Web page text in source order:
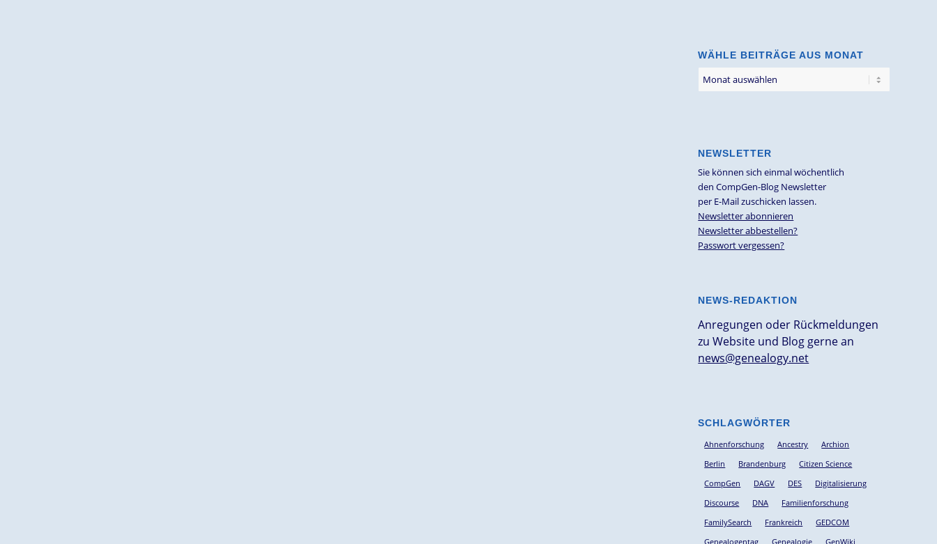
WÄHLE BEITRÄGE AUS MONAT
NEWSLETTER
Sie können sich einmal wöchentlich
den CompGen-Blog Newsletter
per E-Mail zuschicken lassen.
Newsletter abonnieren
Newsletter abbestellen?
Passwort vergessen?
NEWS-REDAKTION
Anregungen oder Rückmeldungen
zu Website und Blog gerne an
news@genealogy.net
SCHLAGWÖRTER
Ahnenforschung Ancestry
Archion
Berlin
Brandenburg
Citizen Science
CompGen
DAGV DES
Digitalisierung
Discourse
DNA
Familienforschung
FamilySearch
Frankreich
GEDCOM
Genealogentag
Genealogie
GenWiki